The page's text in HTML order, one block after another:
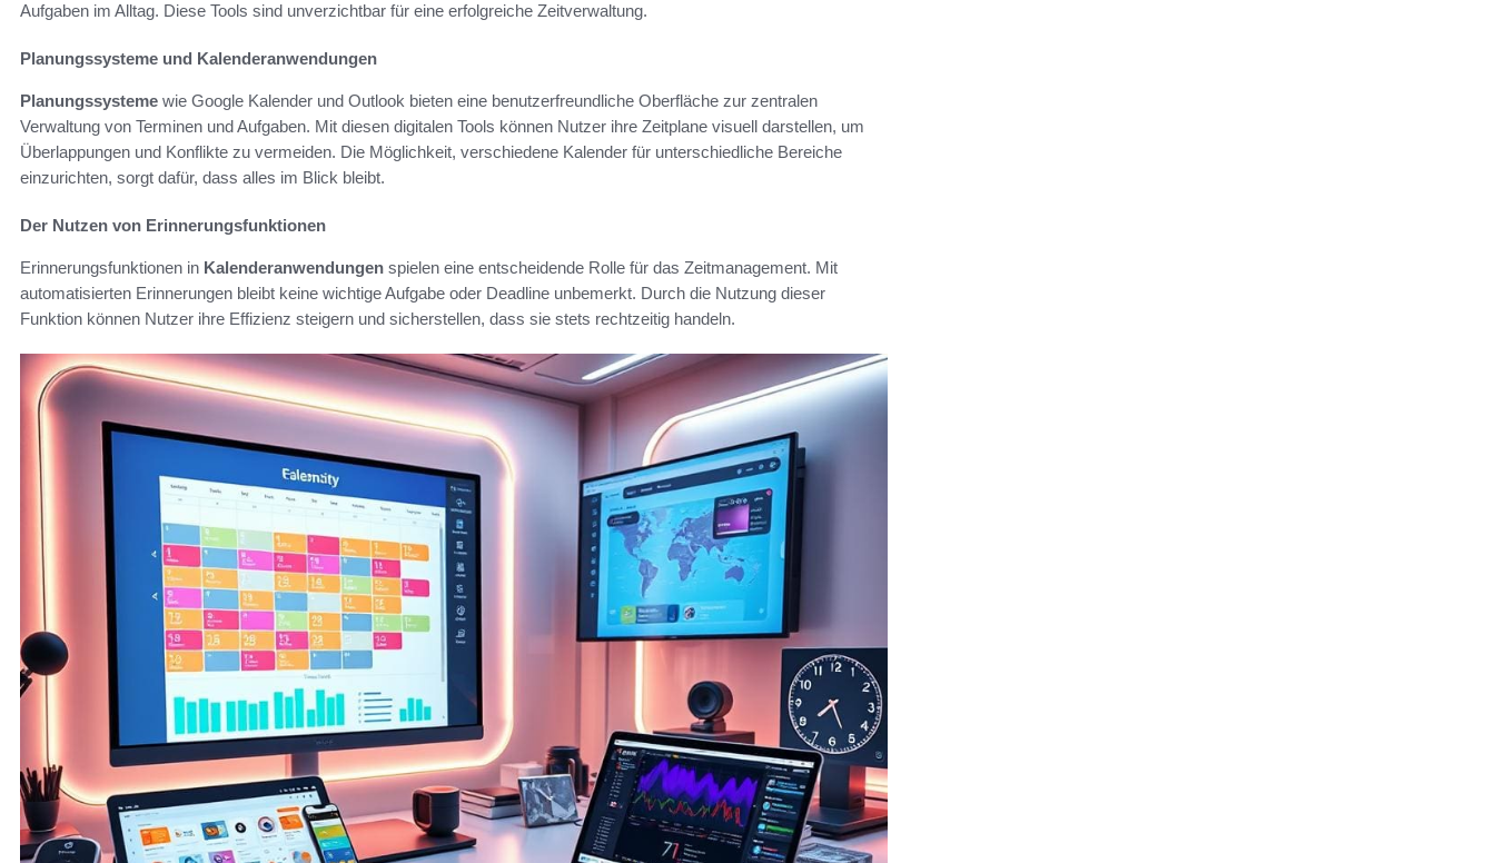
Aufgaben im Alltag. Diese Tools sind unverzichtbar für eine erfolgreiche Zeitverwaltung.
Planungssysteme und Kalenderanwendungen
Planungssysteme wie Google Kalender und Outlook bieten eine benutzerfreundliche Oberfläche zur zentralen
Verwaltung von Terminen und Aufgaben. Mit diesen digitalen Tools können Nutzer ihre Zeitplane visuell darstellen, um
Überlappungen und Konflikte zu vermeiden. Die Möglichkeit, verschiedene Kalender für unterschiedliche Bereiche
einzurichten, sorgt dafür, dass alles im Blick bleibt.
Der Nutzen von Erinnerungsfunktionen
Erinnerungsfunktionen in Kalenderanwendungen spielen eine entscheidende Rolle für das Zeitmanagement. Mit
automatisierten Erinnerungen bleibt keine wichtige Aufgabe oder Deadline unbemerkt. Durch die Nutzung dieser
Funktion können Nutzer ihre Effizienz steigern und sicherstellen, dass sie stets rechtzeitig handeln.